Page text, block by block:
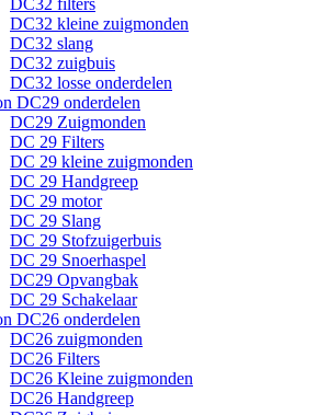
DC32 filters
DC32 kleine zuigmonden
DC32 slang
DC32 zuigbuis
DC32 losse onderdelen
DC29 onderdelen
DC29 Zuigmonden
DC 29 Filters
DC 29 kleine zuigmonden
DC 29 Handgreep
DC 29 motor
DC 29 Slang
DC 29 Stofzuigerbuis
DC 29 Snoerhaspel
DC29 Opvangbak
DC 29 Schakelaar
DC26 onderdelen
DC26 zuigmonden
DC26 Filters
DC26 Kleine zuigmonden
DC26 Handgreep